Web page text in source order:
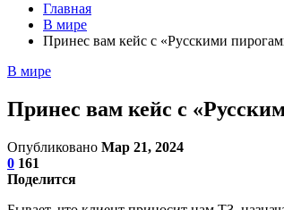
Главная
В мире
Принес вам кейс с «Русскими
В мире
Принес вам кейс с
Опубликовано Мар 21, 2024
0 161
Поделится